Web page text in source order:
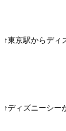
↑東京駅からディ
↑ディズニーシー